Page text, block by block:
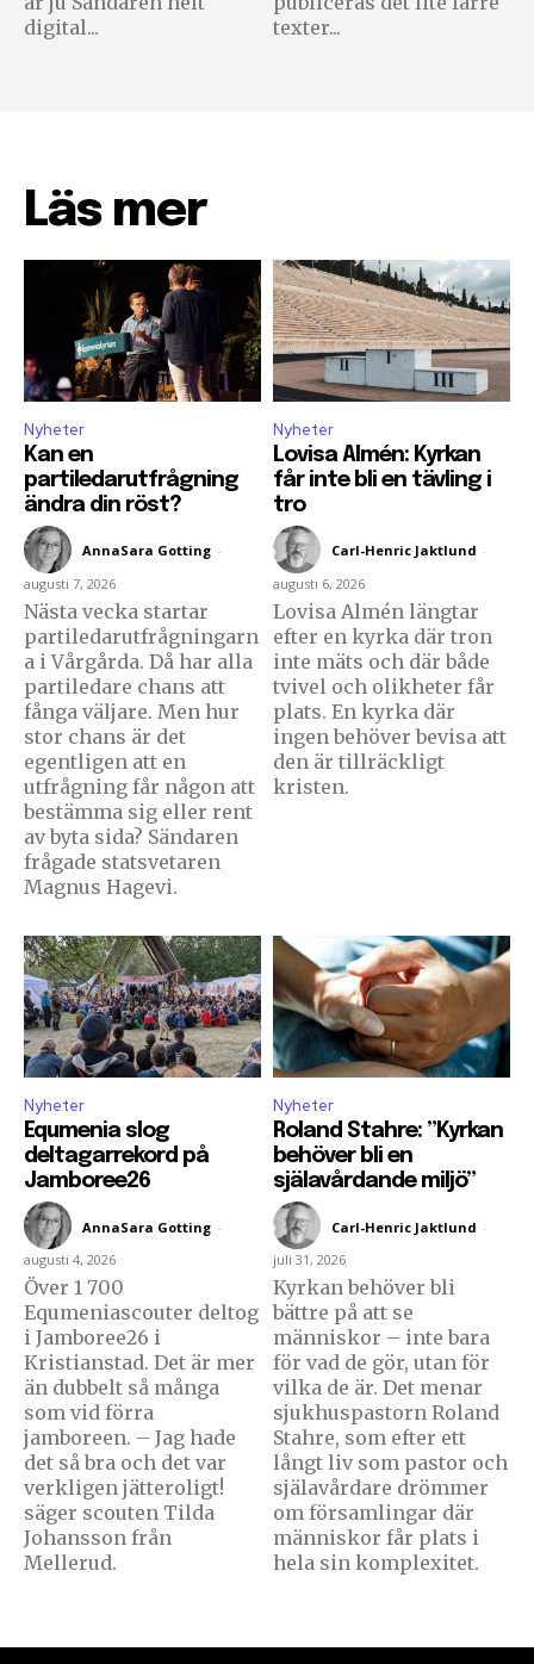
digital...
texter...
Läs mer
Nyheter
Kan en
partiledarutfrågning
ändra din röst?
AnnaSara Gotting -
augusti 7, 2026
Nästa vecka startar
partiledarutfrågningarn
a i Vårgårda. Då har alla
partiledare chans att
fånga väljare. Men hur
stor chans är det
egentligen att en
utfrågning får någon att
bestämma sig eller rent
av byta sida? Sändaren
frågade statsvetaren
Magnus Hagevi.
Nyheter
Lovisa Almén: Kyrkan
får inte bli en tävling i
tro
Carl-Henric Jaktlund -
augusti 6, 2026
Lovisa Almén längtar
efter en kyrka där tron
inte mäts och där både
tvivel och olikheter får
plats. En kyrka där
ingen behöver bevisa att
den är tillräckligt
kristen.
Nyheter
Equmenia slog
deltagarrekord på
Jamboree26
AnnaSara Gotting -
augusti 4, 2026
Över 1 700
Equmeniascouter deltog
i Jamboree26 i
Kristianstad. Det är mer
än dubbelt så många
som vid förra
jamboreen. – Jag hade
det så bra och det var
verkligen jätteroligt!
säger scouten Tilda
Johansson från
Mellerud.
Nyheter
Roland Stahre: ”Kyrkan
behöver bli en
själavårdande miljö”
Carl-Henric Jaktlund -
juli 31, 2026
Kyrkan behöver bli
bättre på att se
människor – inte bara
för vad de gör, utan för
vilka de är. Det menar
sjukhuspastorn Roland
Stahre, som efter ett
långt liv som pastor och
själavårdare drömmer
om församlingar där
människor får plats i
hela sin komplexitet.